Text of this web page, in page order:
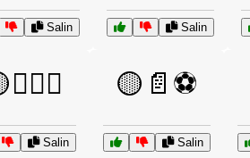
Salin Salin
Salin
🟡📄⚽
Salin